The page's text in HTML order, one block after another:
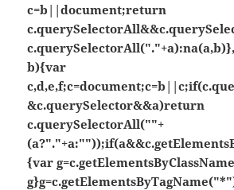
c=b||document;return
b){var
&c.querySelector&&a)return
c.querySelectorAll(""+
{var